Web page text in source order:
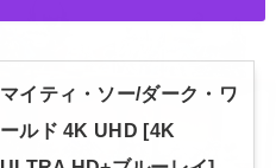
マイティ・ソー/ダーク・ワ
ールド 4K UHD [4K